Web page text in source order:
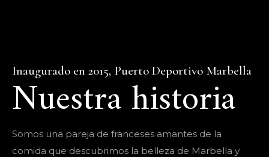
Inaugurado en 2015, Puerto Deportivo Marbella
Nuestra historia
Somos una pareja de franceses amantes de la
comida que descubrimos la belleza de Marbella y